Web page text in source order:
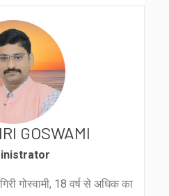
GOSWAMI
गोस्वामी, 18 वर्ष से अधिक का